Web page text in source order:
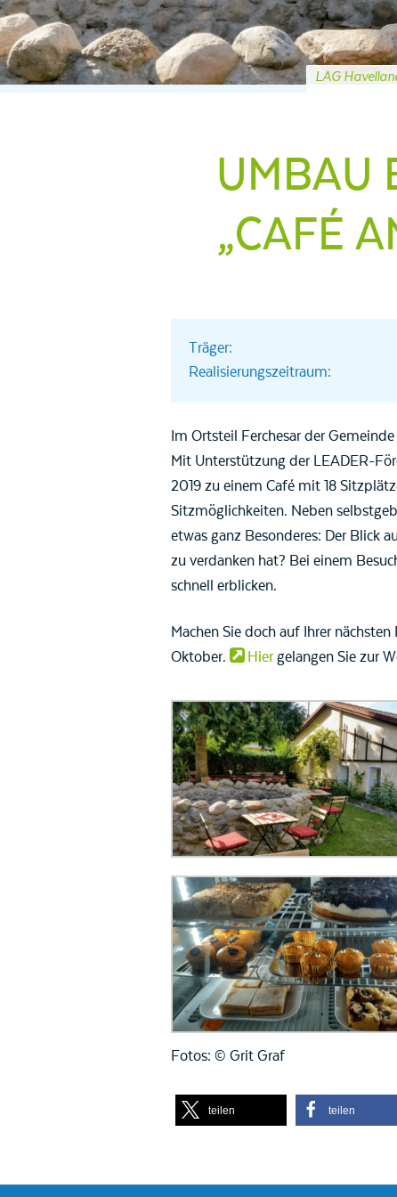
LAG
UMBAU
„CAFÉ
Träger:
Realisierungszeitraum:
Im Ortsteil Ferchesar der
Mit Unterstützung der LEADER-
2019 zu einem Café mit 18
Sitzmöglichkeiten. Neben
etwas ganz Besonderes: Der Blick
zu verdanken hat? Bei einem
schnell erblicken.
Machen Sie doch auf Ihrer
Oktober.
Hiergelangen Sie zur
Fotos: © Grit Graf
teilen teilen